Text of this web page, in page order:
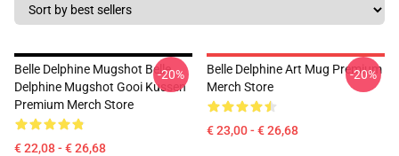
Belle Delphine Mugshot Belle
Delphine Mugshot Gooi Kussen
Premium Merch Store
€ 22,08 - € 26,68
-20%
Belle Delphine Art Mug Premium
Merch Store
€ 23,00 - € 26,68
-20%